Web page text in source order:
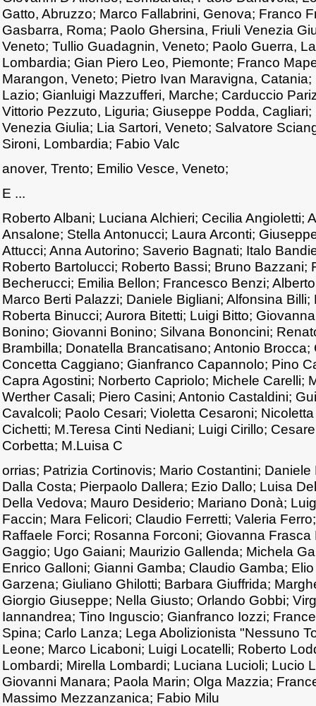
Gatto, Abruzzo; Marco Fallabrini, Genova; Franco
Gasbarra, Roma; Paolo Ghersina, Friuli Venezia
Veneto; Tullio Guadagnin, Veneto; Paolo Guerra,
Lombardia; Gian Piero Leo, Piemonte; Franco
Marangon, Veneto; Pietro Ivan Maravigna,
Lazio; Gianluigi Mazzufferi, Marche; Carduccio
Vittorio Pezzuto, Liguria; Giuseppe Podda, Cagliari;
Venezia Giulia; Lia Sartori, Veneto; Salvatore
Sironi, Lombardia; Fabio Valc
anover, Trento; Emilio Vesce, Veneto;
E ...
Roberto Albani; Luciana Alchieri; Cecilia Angioletti;
Ansalone; Stella Antonucci; Laura Arconti;
Attucci; Anna Autorino; Saverio Bagnati; Italo
Roberto Bartolucci; Roberto Bassi; Bruno Bazzani;
Becherucci; Emilia Bellon; Francesco Benzi;
Marco Berti Palazzi; Daniele Bigliani; Alfonsina Billi;
Roberta Binucci; Aurora Bitetti; Luigi Bitto;
Bonino; Giovanni Bonino; Silvana Bononcini;
Brambilla; Donatella Brancatisano; Antonio
Concetta Caggiano; Gianfranco Capannolo; Pino
Capra Agostini; Norberto Capriolo; Michele Carelli;
Werther Casali; Piero Casini; Antonio Castaldini;
Cavalcoli; Paolo Cesari; Violetta Cesaroni;
Cichetti; M.Teresa Cinti Nediani; Luigi Cirillo;
Corbetta; M.Luisa C
orrias; Patrizia Cortinovis; Mario Costantini;
Dalla Costa; Pierpaolo Dallera; Ezio Dallo; Luisa
Della Vedova; Mauro Desiderio; Mariano Donà;
Faccin; Mara Felicori; Claudio Ferretti; Valeria
Raffaele Forci; Rosanna Forconi; Giovanna Frasca
Gaggio; Ugo Gaiani; Maurizio Gallenda; Michela
Enrico Galloni; Gianni Gamba; Claudio Gamba;
Garzena; Giuliano Ghilotti; Barbara Giuffrida;
Giorgio Giuseppe; Nella Giusto; Orlando Gobbi;
Iannandrea; Tino Inguscio; Gianfranco Iozzi;
Spina; Carlo Lanza; Lega Abolizionista "Nessuno
Leone; Marco Licaboni; Luigi Locatelli; Roberto
Lombardi; Mirella Lombardi; Luciana Lucioli; Lucio
Giovanni Manara; Paola Marin; Olga Mazzia;
Massimo Mezzanzanica; Fabio Milu